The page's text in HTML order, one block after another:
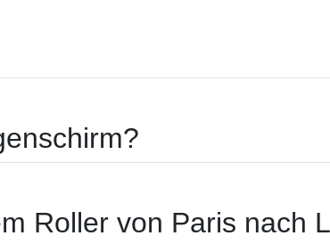
Roller von Paris nach